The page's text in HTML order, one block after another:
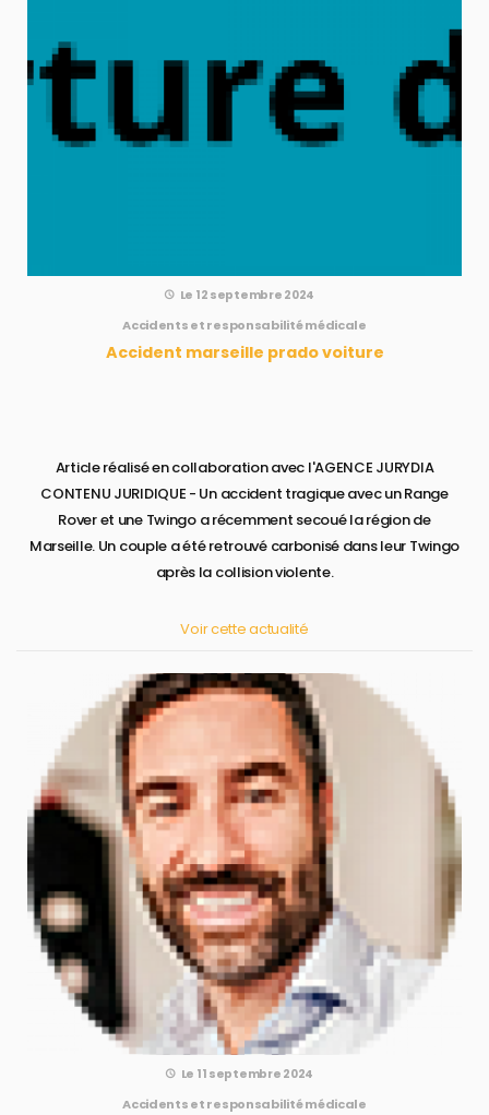
Le 12 septembre 2024
Accidents et responsabilité médicale
Accident marseille prado voiture
Article réalisé en collaboration avec l'AGENCE JURYDIA
CONTENU JURIDIQUE - Un accident tragique avec un Range
Rover et une Twingo a récemment secoué la région de
Marseille. Un couple a été retrouvé carbonisé dans leur Twingo
après la collision violente.
Voir cette actualité
Le 11 septembre 2024
Accidents et responsabilité médicale